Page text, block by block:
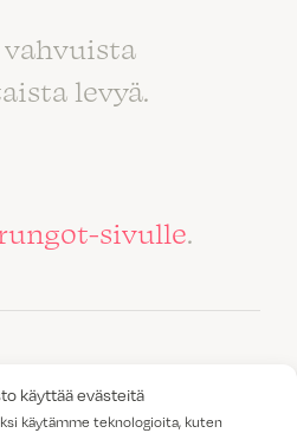
käyttää evästeitä
käytämme teknologioita, kuten
vahvuista
levyä.
sivulle.